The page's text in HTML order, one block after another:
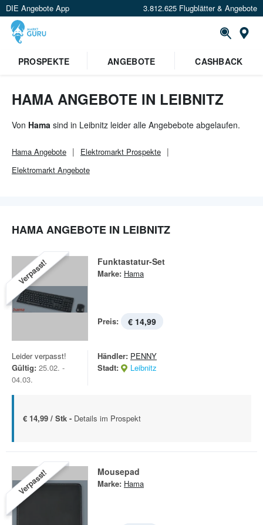
DIE Angebote App 3.812.625 Flugblätter & Angebote
PROSPEKTE ANGEBOTE CASHBACK
HAMA ANGEBOTE IN LEIBNITZ
Von Hama sind in Leibnitz leider alle Angebebote abgelaufen.
Hama Angebote Elektromarkt Prospekte
Elektromarkt Angebote
HAMA ANGEBOTE IN LEIBNITZ
Verpasst! Funktastatur-Set
Marke: Hama
Preis: € 14,99
Leider verpasst!
Gültig: 25.02. -
04.03.
Händler: PENNY
Stadt:
Leibnitz
€ 14,99 / Stk - Details im Prospekt
Verpasst! Mousepad
Marke: Hama